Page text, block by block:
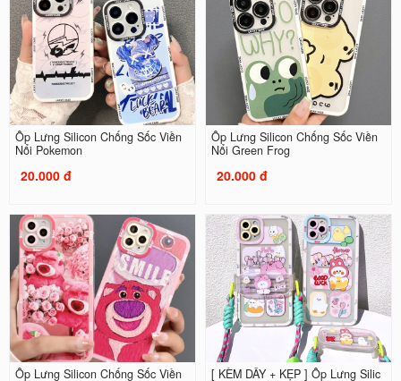
Ốp Lưng Silicon Chống Sốc Viền
Nổi Pokemon
20.000 đ
Ốp Lưng Silicon Chống Sốc Viền
Nổi Green Frog
20.000 đ
Ốp Lưng Silicon Chống Sốc Viền
[ KÈM DÂY + KẸP ] Ốp Lưng Silic